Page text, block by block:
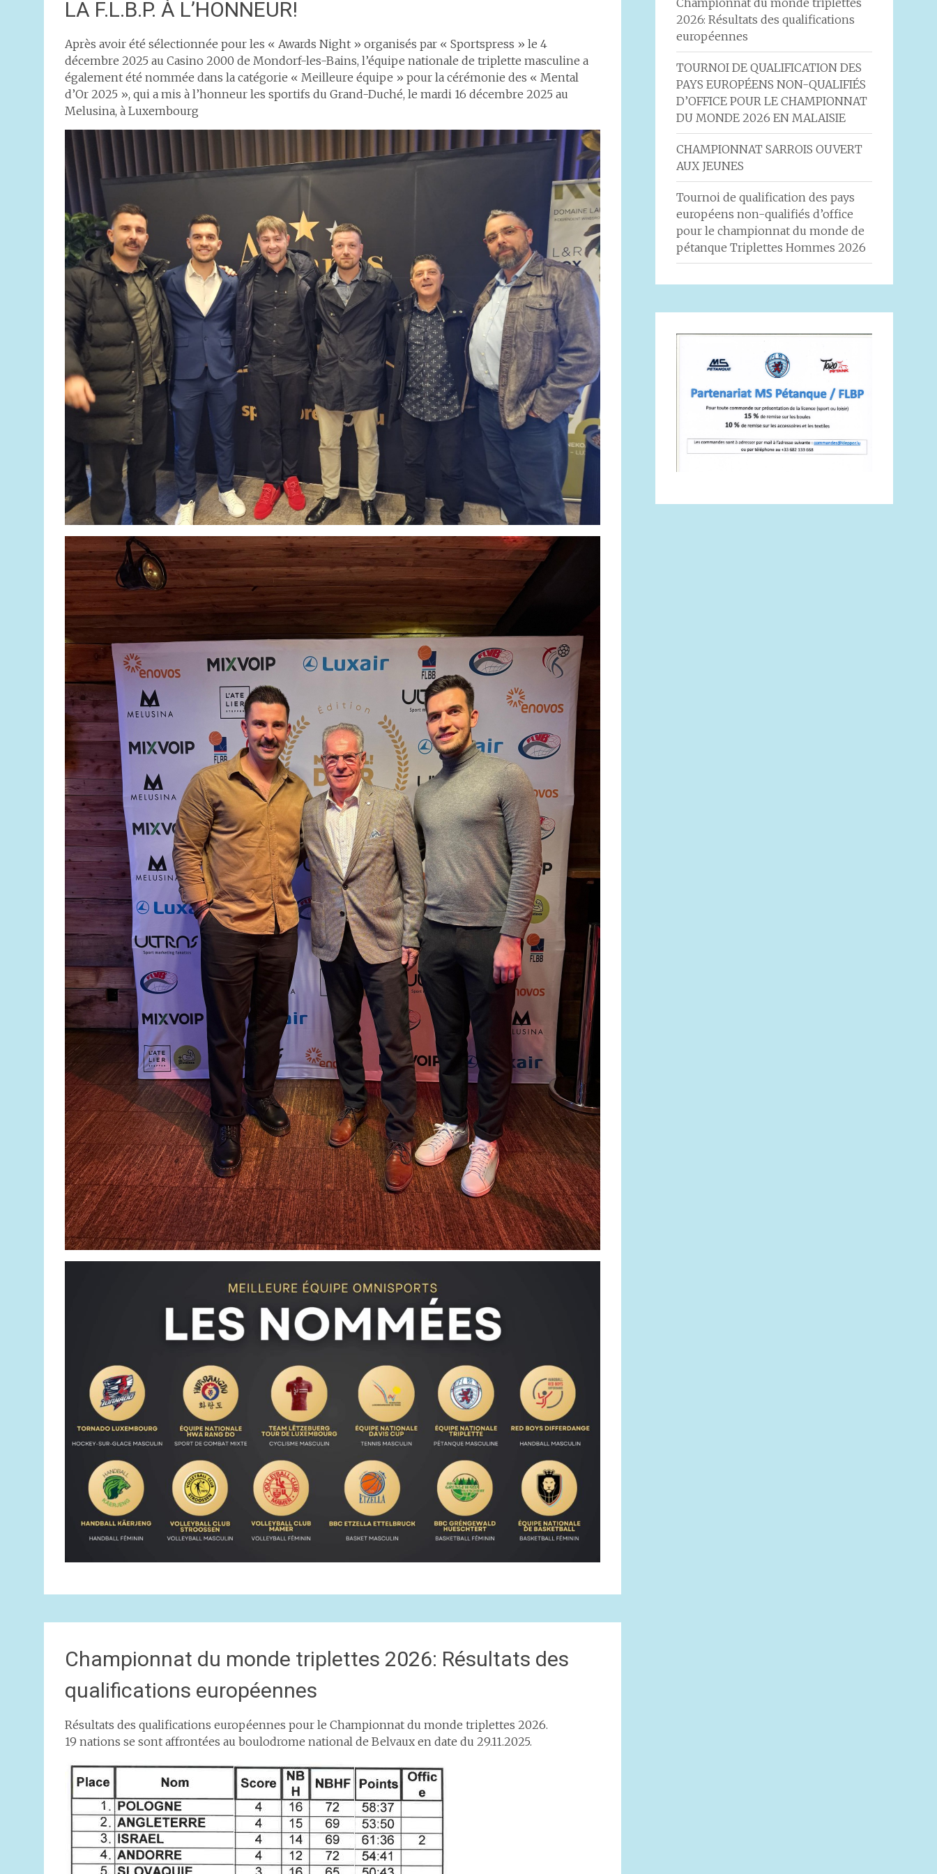
LA F.L.B.P. À L’HONNEUR!
Après avoir été sélectionnée pour les « Awards Night » organisés par « Sportspress » le 4
décembre 2025 au Casino 2000 de Mondorf-les-Bains, l’équipe nationale de triplette masculine a
également été nommée dans la catégorie « Meilleure équipe » pour la cérémonie des « Mental
d’Or 2025 », qui a mis à l’honneur les sportifs du Grand-Duché, le mardi 16 décembre 2025 au
Melusina, à Luxembourg
Championnat du monde triplettes 2026: Résultats des
qualifications européennes
Résultats des qualifications européennes pour le Championnat du monde triplettes 2026.
19 nations se sont affrontées au boulodrome national de Belvaux en date du 29.11.2025.
Championnat du monde triplettes
2026: Résultats des qualifications
européennes
TOURNOI DE QUALIFICATION DES
PAYS EUROPÉENS NON-QUALIFIÉS
D’OFFICE POUR LE CHAMPIONNAT
DU MONDE 2026 EN MALAISIE
CHAMPIONNAT SARROIS OUVERT
AUX JEUNES
Tournoi de qualification des pays
européens non-qualifiés d’office
pour le championnat du monde de
pétanque Triplettes Hommes 2026